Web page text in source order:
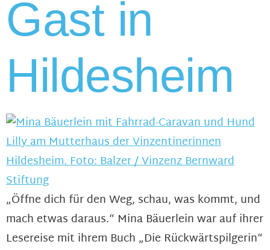
Gast in
Hildesheim
„Öffne dich für den Weg, schau, was kommt, und
mach etwas daraus.“ Mina Bäuerlein war auf ihrer
Lesereise mit ihrem Buch „Die Rückwärtspilgerin“